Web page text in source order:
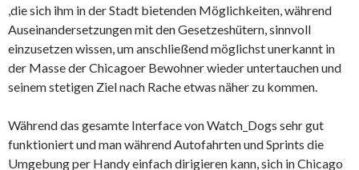
,die sich ihm in der Stadt bietenden Möglichkeiten, während
Auseinandersetzungen mit den Gesetzeshütern, sinnvoll
einzusetzen wissen, um anschließend möglichst unerkannt in
der Masse der Chicagoer Bewohner wieder untertauchen und
seinem stetigen Ziel nach Rache etwas näher zu kommen.
Während das gesamte Interface von Watch_Dogs sehr gut
funktioniert und man während Autofahrten und Sprints die
Umgebung per Handy einfach dirigieren kann, sich in Chicago